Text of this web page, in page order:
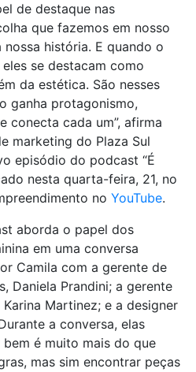
de destaque nas
que fazemos em nosso
história. E quando o
se destacam como
da estética. São nesses
ganha protagonismo,
conecta cada um”, afirma
marketing do Plaza Sul
episódio do podcast “É
nesta quarta-feira, 21, no
no YouTube.
aborda o papel dos
em uma conversa
Camila com a gerente de
Daniela Prandini; a gerente
Martinez; e a designer
a conversa, elas
é muito mais do que
mas sim encontrar peças